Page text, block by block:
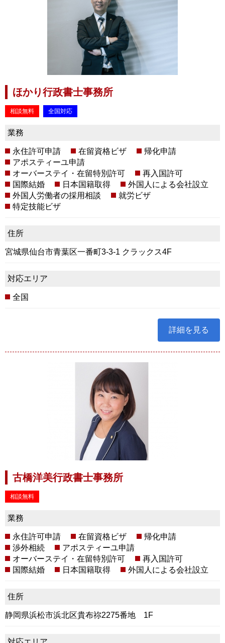
ほかり行政書士事務所
相談無料 全国対応
業務
永住許可申請 在留資格ビザ
帰化申請
アポスティーユ申請
オーバーステイ・在留特別許可
再入国許可
国際結婚
日本国籍取得
外国人による会社設立
外国人労働者の採用相談
就労ビザ
特定技能ビザ
住所
宮城県仙台市青葉区一番町3-3-1 クラックス4F
対応エリア
全国
詳細を見る
古橋洋美行政書士事務所
相談無料
業務
永住許可申請 在留資格ビザ
帰化申請
渉外相続
アポスティーユ申請
オーバーステイ・在留特別許可
再入国許可
国際結婚
日本国籍取得 外国人による会社設立
住所
静岡県浜松市浜北区貴布祢2275番地 1F